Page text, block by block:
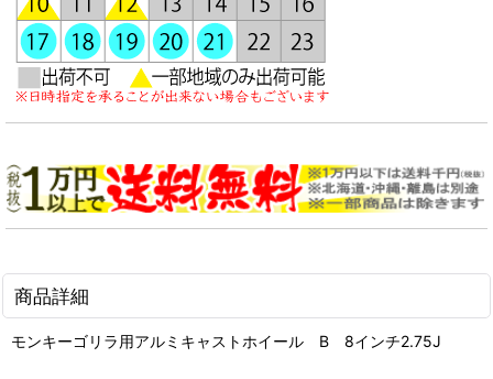
商品詳細
モンキーゴリラ用アルミキャストホイール B 8インチ2.75J